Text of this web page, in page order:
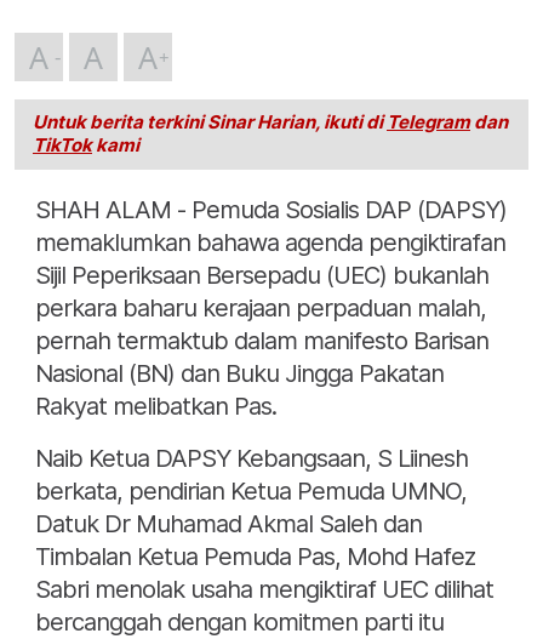
A A A
Untuk berita terkini Sinar Harian, ikuti di Telegramdan
TikTokkami
SHAH ALAM - Pemuda Sosialis DAP (DAPSY)
memaklumkan bahawa agenda pengiktirafan
Sijil Peperiksaan Bersepadu (UEC) bukanlah
perkara baharu kerajaan perpaduan malah,
pernah termaktub dalam manifesto Barisan
Nasional (BN) dan Buku Jingga Pakatan
Rakyat melibatkan Pas.
Naib Ketua DAPSY Kebangsaan, S Liinesh
berkata, pendirian Ketua Pemuda UMNO,
Datuk Dr Muhamad Akmal Saleh dan
Timbalan Ketua Pemuda Pas, Mohd Hafez
Sabri menolak usaha mengiktiraf UEC dilihat
bercanggah dengan komitmen parti itu